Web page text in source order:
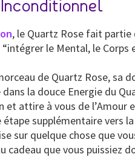
, le Quartz Rose fait partie
le Mental, le
de Quartz Rose, sa
la douce Energie du
et attire à vous de
supplémentaire vers
sur quelque chose que
cadeau que vous puissiez